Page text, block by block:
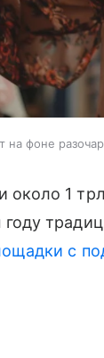
фоне
около 1
году
с